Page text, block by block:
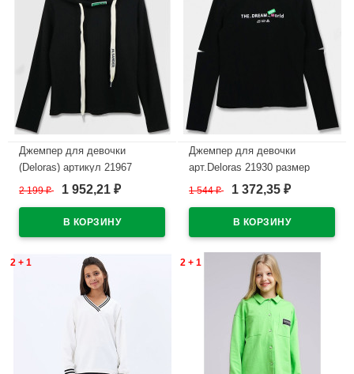
Джемпер для девочки
(Deloras) артикул 21967
р.34/134-44/164 цвет черный
2 199₽ 1 952,21 ₽
Джемпер для девочки
арт.Deloras 21930 размер
34/134-44/164 цвет черный
1 544₽ 1 372,35 ₽
2 + 1 2 + 1